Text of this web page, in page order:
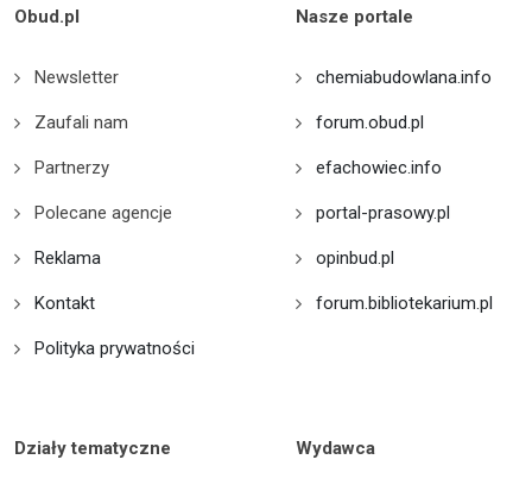
Obud.pl
Newsletter
Zaufali nam
Partnerzy
Polecane agencje
Reklama
Kontakt
Polityka prywatności
Nasze portale
chemiabudowlana.info
forum.obud.pl
efachowiec.info
portal-prasowy.pl
opinbud.pl
forum.bibliotekarium.pl
Działy tematyczne Wydawca